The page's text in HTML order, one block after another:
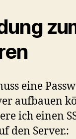
eine
aufbauen
ich einen
den Server.: